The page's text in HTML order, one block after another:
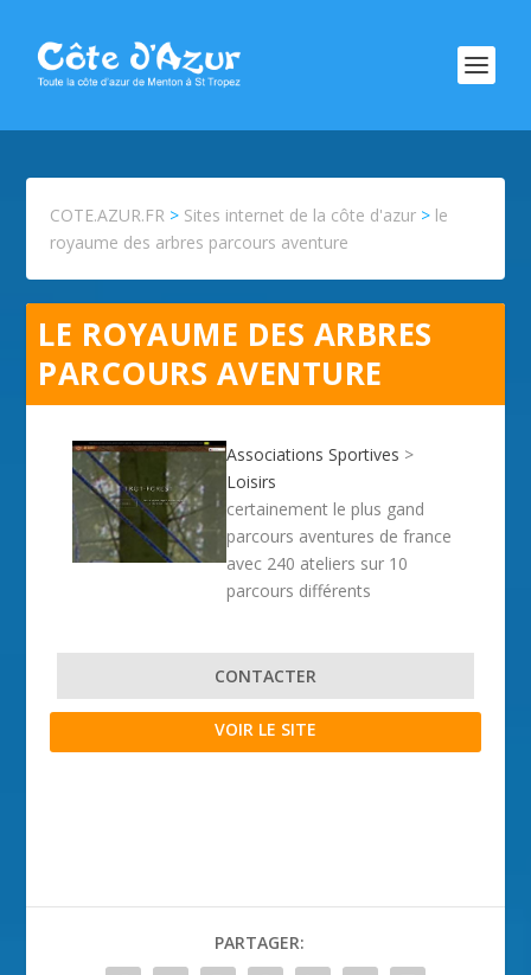
COTE.AZUR.FR > Sites internet de la côte d'azur > le
royaume des arbres parcours aventure
LE ROYAUME DES ARBRES
PARCOURS AVENTURE
Associations Sportives >
Loisirs
certainement le plus gand
parcours aventures de france
avec 240 ateliers sur 10
parcours différents
CONTACTER
VOIR LE SITE
PARTAGER: